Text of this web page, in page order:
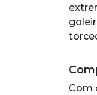
Com